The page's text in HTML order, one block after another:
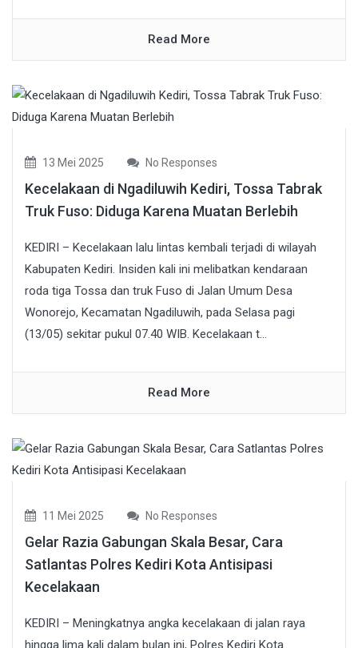
Read More
13 Mei 2025 No Responses
Kecelakaan di Ngadiluwih Kediri, Tossa Tabrak
Truk Fuso: Diduga Karena Muatan Berlebih
KEDIRI – Kecelakaan lalu lintas kembali terjadi di wilayah
Kabupaten Kediri. Insiden kali ini melibatkan kendaraan
roda tiga Tossa dan truk Fuso di Jalan Umum Desa
Wonorejo, Kecamatan Ngadiluwih, pada Selasa pagi
(13/05) sekitar pukul 07.40 WIB. Kecelakaan t...
Read More
11 Mei 2025 No Responses
Gelar Razia Gabungan Skala Besar, Cara
Satlantas Polres Kediri Kota Antisipasi
Kecelakaan
KEDIRI – Meningkatnya angka kecelakaan di jalan raya
hingga lima kali dalam bulan ini, Polres Kediri Kota